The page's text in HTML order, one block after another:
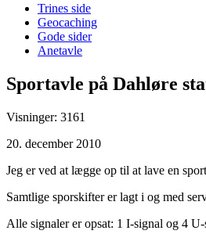
Trines side
Geocaching
Gode sider
Anetavle
Sportavle på Dahløre
Visninger: 3161
20. december 2010
Jeg er ved at lægge op til at lave en
Samtlige sporskifter er lagt i og med
Alle signaler er opsat: 1 I-signal og 4 U-